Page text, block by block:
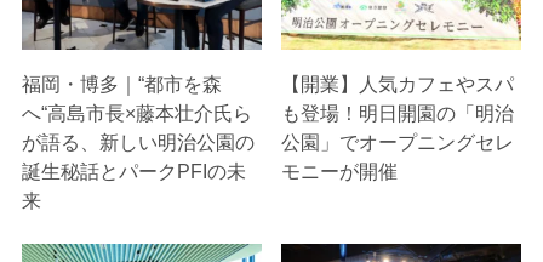
福岡・博多｜“都市を森
へ“高島市長×藤本壮介氏ら
が語る、新しい明治公園の
誕生秘話とパークPFIの未
来
【開業】人気カフェやスパ
も登場！明日開園の「明治
公園」でオープニングセレ
モニーが開催